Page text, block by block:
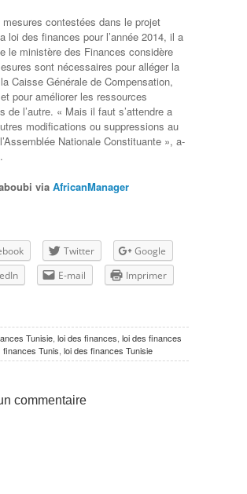
contestées dans le projet
loi des finances pour l’année 2014, il a
le ministère des Finances considère
sont nécessaires pour alléger la
Caisse Générale de Compensation,
pour améliorer les ressources
de l’autre. « Mais il faut s’attendre a
modifications ou suppressions au
Nationale Constituante », a-
via AfricanManager
Twitter
Google
E-mail Imprimer
Tunisie loi des finances loi des finances
finances Tunis loi des finances Tunisie
commentaire